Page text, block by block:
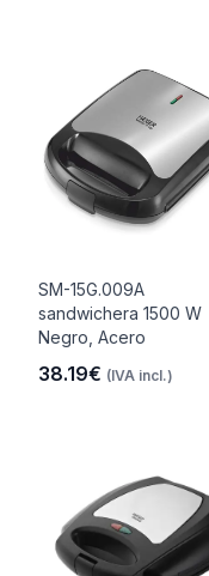
SM-15G.009A
sandwichera 1500 W
Negro, Acero
38.19€ (IVA incl.)